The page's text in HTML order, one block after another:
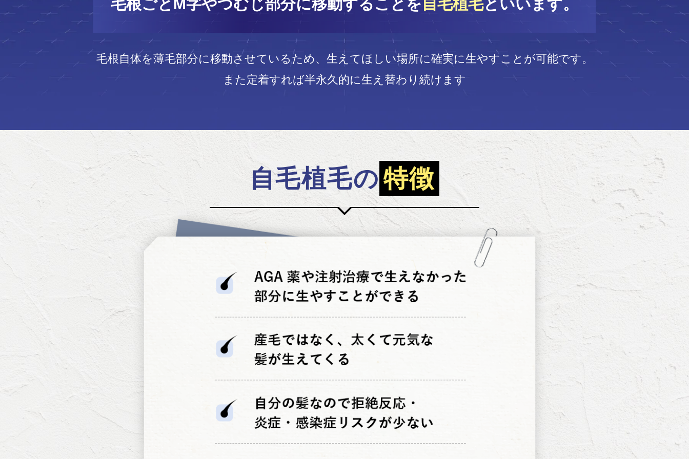
毛根ごとM字やつむじ部分に移動することを 自毛植毛といいます。
毛根自体を薄毛部分に移動させているため、 生えてほしい場所に確実に生やすことが可能です。
また定着すれば半永久的に生え替わり続けます
自毛植毛の特徴